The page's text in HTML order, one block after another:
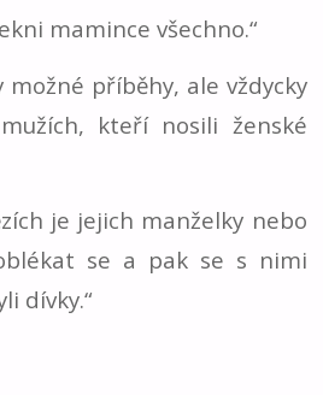
mamince všechno.“
možné příběhy, ale vždycky
kteří nosili ženské
je jejich manželky nebo
se a pak se s nimi
dívky.“